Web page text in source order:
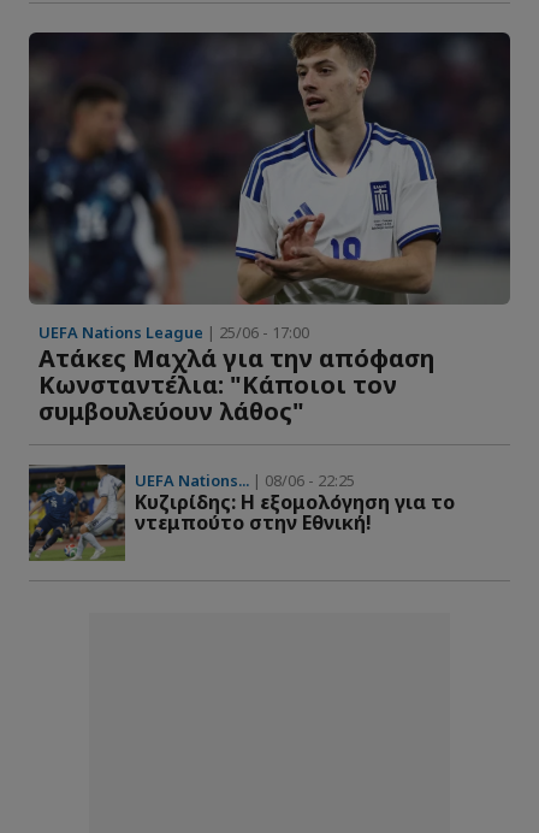
UEFA Nations League | 25/06 - 17:00
Ατάκες Μαχλά για την απόφαση
Κωνσταντέλια: "Κάποιοι τον
συμβουλεύουν λάθος"
UEFA Nations... | 08/06 - 22:25
Kυζιρίδης: Η εξομολόγηση για το
ντεμπούτο στην Εθνική!